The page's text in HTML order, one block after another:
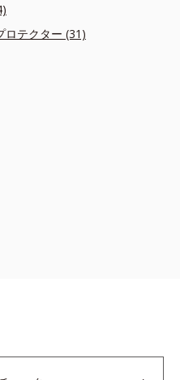
ロテクター (31)